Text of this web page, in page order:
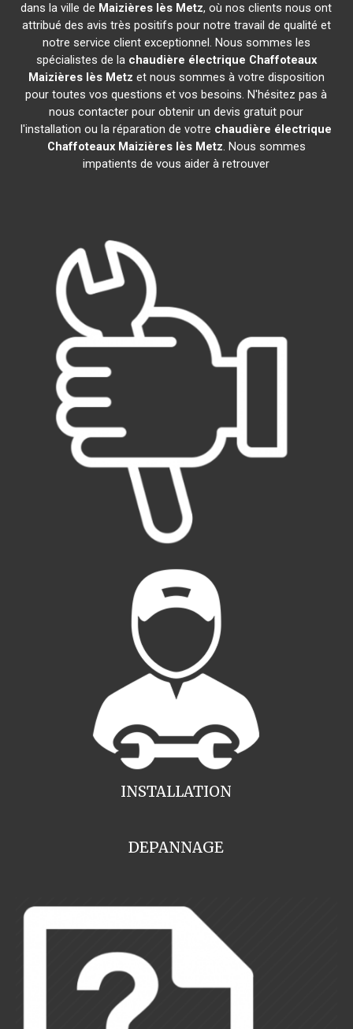
dans la ville de Maizières lès Metz, où nos clients nous ont
attribué des avis très positifs pour notre travail de qualité et
notre service client exceptionnel. Nous sommes les
spécialistes de la chaudière électrique Chaffoteaux
Maizières lès Metz et nous sommes à votre disposition
pour toutes vos questions et vos besoins. N'hésitez pas à
nous contacter pour obtenir un devis gratuit pour
l'installation ou la réparation de votre chaudière électrique
Chaffoteaux Maizières lès Metz. Nous sommes
impatients de vous aider à retrouver
INSTALLATION
DEPANNAGE